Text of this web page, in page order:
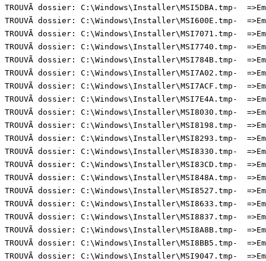
TROUVÃ dossier: C:\Windows\Installer\MSI5DBA.tmp-
TROUVÃ dossier: C:\Windows\Installer\MSI600E.tmp-
TROUVÃ dossier: C:\Windows\Installer\MSI7071.tmp-
TROUVÃ dossier: C:\Windows\Installer\MSI7740.tmp-
TROUVÃ dossier: C:\Windows\Installer\MSI784B.tmp-
TROUVÃ dossier: C:\Windows\Installer\MSI7A02.tmp-
TROUVÃ dossier: C:\Windows\Installer\MSI7ACF.tmp-
TROUVÃ dossier: C:\Windows\Installer\MSI7E4A.tmp-
TROUVÃ dossier: C:\Windows\Installer\MSI8030.tmp-
TROUVÃ dossier: C:\Windows\Installer\MSI8198.tmp-
TROUVÃ dossier: C:\Windows\Installer\MSI8293.tmp-
TROUVÃ dossier: C:\Windows\Installer\MSI8330.tmp-
TROUVÃ dossier: C:\Windows\Installer\MSI83CD.tmp-
TROUVÃ dossier: C:\Windows\Installer\MSI848A.tmp-
TROUVÃ dossier: C:\Windows\Installer\MSI8527.tmp-
TROUVÃ dossier: C:\Windows\Installer\MSI8633.tmp-
TROUVÃ dossier: C:\Windows\Installer\MSI8837.tmp-
TROUVÃ dossier: C:\Windows\Installer\MSI8A8B.tmp-
TROUVÃ dossier: C:\Windows\Installer\MSI8BB5.tmp-
TROUVÃ dossier: C:\Windows\Installer\MSI9047.tmp-